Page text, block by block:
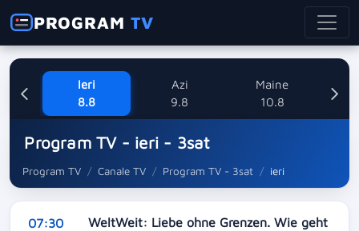
PROGRAMTV
Ieri
8.8
Azi
9.8
Maine
10.8
Program TV - ieri - 3sat
Program TV Canale TV Program TV - 3sat ieri
07:30
WeltWeit: Liebe ohne Grenzen. Wie geht